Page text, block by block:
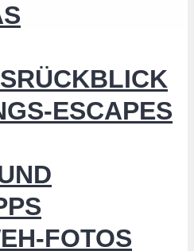
ESCAPES
FOTOS